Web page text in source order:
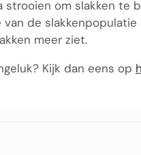
strooien om slakken te
de
meer ziet.
Kijk dan eens op